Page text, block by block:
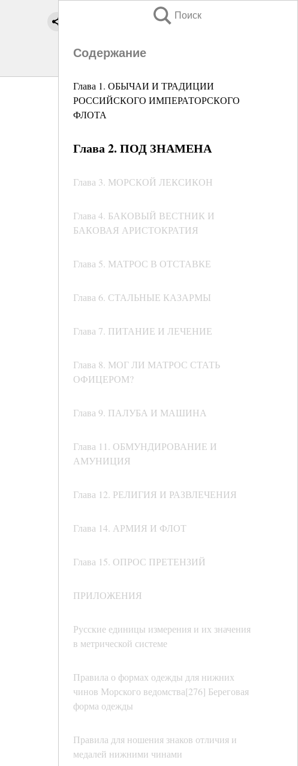
Поиск
Содержание
Глава 1. ОБЫЧАИ И ТРАДИЦИИ
РОССИЙСКОГО ИМПЕРАТОРСКОГО
ФЛОТА
Глава 2. ПОД ЗНАМЕНА
Глава 3. МОРСКОЙ ЛЕКСИКОН
Глава 4. БАКОВЫЙ ВЕСТНИК И
БАКОВАЯ АРИСТОКРАТИЯ
Глава 5. МАТРОС В ОТСТАВКЕ
Глава 6. СТАЛЬНЫЕ КАЗАРМЫ
Глава 7. ПИТАНИЕ И ЛЕЧЕНИЕ
Глава 8. МОГ ЛИ МАТРОС СТАТЬ
ОФИЦЕРОМ?
Глава 9. ПАЛУБА И МАШИНА
Глава 11. ОБМУНДИРОВАНИЕ И
АМУНИЦИЯ
Глава 12. РЕЛИГИЯ И РАЗВЛЕЧЕНИЯ
Глава 14. АРМИЯ И ФЛОТ
Глава 15. ОПРОС ПРЕТЕНЗИЙ
ПРИЛОЖЕНИЯ
Русские единицы измерения и их значения
в метрической системе
Правила о формах одежды для нижних
чинов Морского ведомства[276] Береговая
форма одежды
Правила для ношения знаков отличия и
медалей нижними чинами